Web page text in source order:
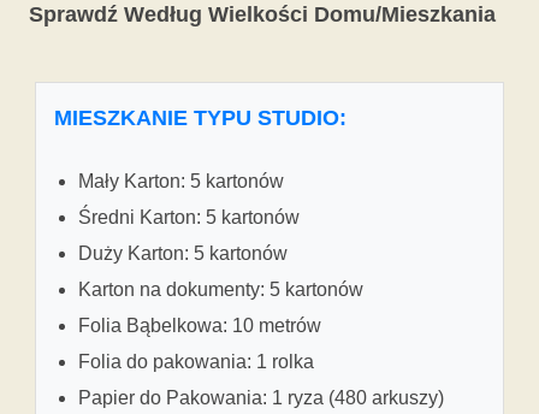
Sprawdź Według Wielkości Domu/Mieszkania
MIESZKANIE TYPU STUDIO:
Mały Karton: 5 kartonów
Średni Karton: 5 kartonów
Duży Karton: 5 kartonów
Karton na dokumenty: 5 kartonów
Folia Bąbelkowa: 10 metrów
Folia do pakowania: 1 rolka
Papier do Pakowania: 1 ryza (480 arkuszy)